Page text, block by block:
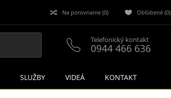
Na porovnanie (0) Obľúbené (0)
Telefonický kontakt
0944 466 636
SLUŽBY VIDEÁ KONTAKT